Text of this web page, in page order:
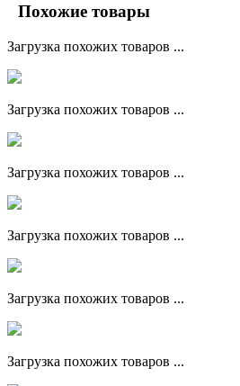
Похожие товары
Загрузка похожих товаров ...
Загрузка похожих товаров ...
Загрузка похожих товаров ...
Загрузка похожих товаров ...
Загрузка похожих товаров ...
Загрузка похожих товаров ...